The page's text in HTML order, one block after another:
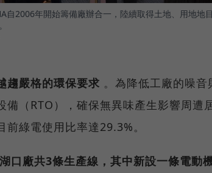
自2006年開始籌備廠辦合一，陸續取得土地、用地地
趨嚴格的環保要求 。為降低工廠的噪
備（RTO），確保無異味產生影響周遭
前綠電使用比率達29.3%。
湖口廠共3條生產線，其中新設一條電動